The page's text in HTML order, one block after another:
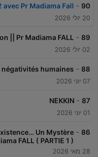
90
-
avec Pr Madiama Fall
20 יולי 2026
89
-
|| Pr Madiama FALL
02 יולי 2026
88
-
négativités humaines
07 יוני 2026
87
-
NEKKIN
01 יוני 2026
86
-
Un Mystère
FALL ( PARTIE 1 )
28 מאי 2026